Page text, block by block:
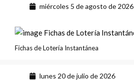
miércoles 5 de agosto de 2026
Fichas de Lotería Instantánea
lunes 20 de julio de 2026